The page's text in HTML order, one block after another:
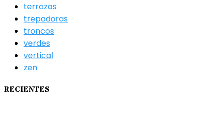
terrazas
trepadoras
troncos
verdes
vertical
zen
RECIENTES